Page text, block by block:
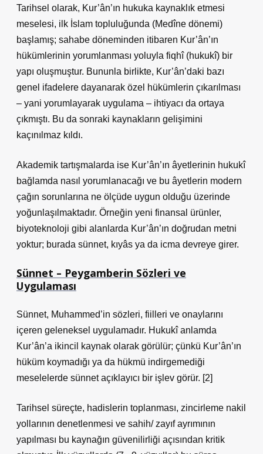
Tarihsel olarak, Kur’ân’ın hukuka kaynaklık etmesi
meselesi, ilk İslam topluluğunda (Medîne dönemi)
başlamış; sahabe döneminden itibaren Kur’ân’ın
hükümlerinin yorumlanması yoluyla fiqhî (hukukî) bir
yapı oluşmuştur. Bununla birlikte, Kur’ân’daki bazı
genel ifadelere dayanarak özel hükümlerin çıkarılması
– yani yorumlayarak uygulama – ihtiyacı da ortaya
çıkmıştı. Bu da sonraki kaynakların gelişimini
kaçınılmaz kıldı.
Akademik tartışmalarda ise Kur’ân’ın âyetlerinin hukukî
bağlamda nasıl yorumlanacağı ve bu âyetlerin modern
çağın sorunlarına ne ölçüde uygun olduğu üzerinde
yoğunlaşılmaktadır. Örneğin yeni finansal ürünler,
biyoteknoloji gibi alanlarda Kur’ân’ın doğrudan metni
yoktur; burada sünnet, kıyâs ya da icma devreye girer.
Sünnet – Peygamberin Sözleri ve
Uygulaması
Sünnet, Muhammed’in sözleri, fiilleri ve onaylarını
içeren geleneksel uygulamadır. Hukukî anlamda
Kur’ân’a ikincil kaynak olarak görülür; çünkü Kur’ân’ın
hüküm koymadığı ya da hükmü indirgemediği
meselelerde sünnet açıklayıcı bir işlev görür. [2]
Tarihsel süreçte, hadislerin toplanması, zincirleme nakil
yollarının denetlenmesi ve sahih/ zayıf ayrımının
yapılması bu kaynağın güvenilirliği açısından kritik